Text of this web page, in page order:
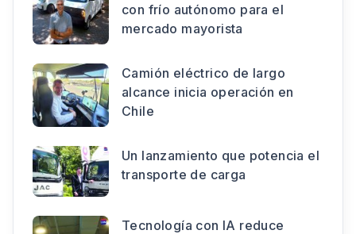
con frío autónomo para el
mercado mayorista
Camión eléctrico de largo
alcance inicia operación en
Chile
Un lanzamiento que potencia el
transporte de carga
Tecnología con IA reduce